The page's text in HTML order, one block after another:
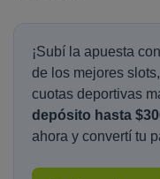
¡Subí la apuesta con
de los mejores
cuotas deportivas
depósito hasta
ahora y convertí tu